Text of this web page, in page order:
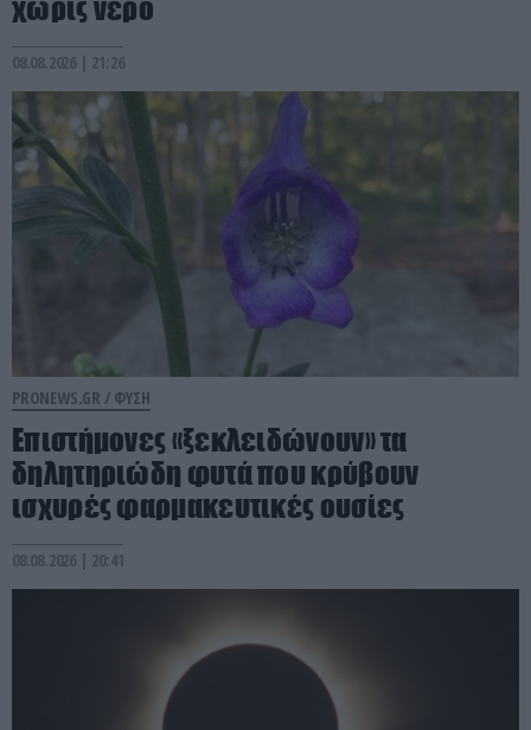
χωρίς νερό
08.08.2026 | 21:26
PRONEWS.GR / ΦΥΣΗ
Επιστήμονες «ξεκλειδώνουν» τα
δηλητηριώδη φυτά που κρύβουν
ισχυρές φαρμακευτικές ουσίες
08.08.2026 | 20:41